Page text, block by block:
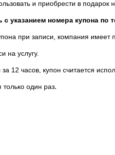
и приобрести в подарок
указанием номера купона по
при записи, компания имеет
на услугу.
12 часов, купон считается
один раз.